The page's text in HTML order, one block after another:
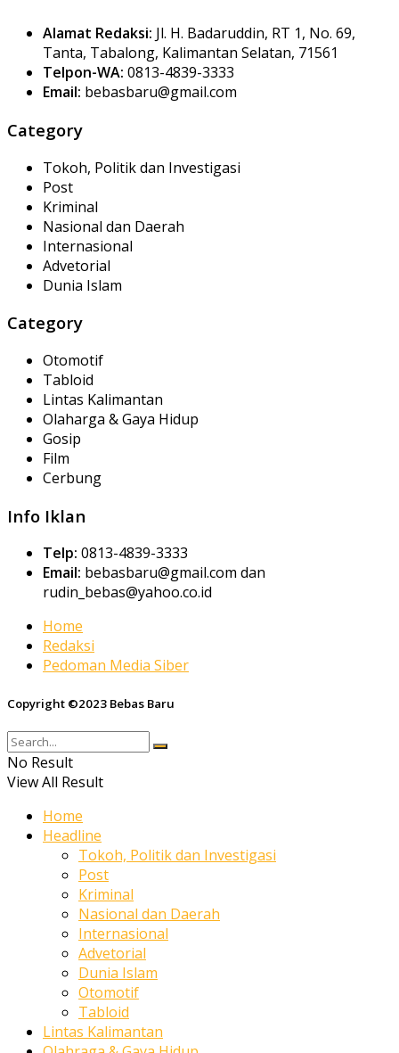
Alamat Redaksi: Jl. H. Badaruddin, RT 1, No. 69,
Tanta, Tabalong, Kalimantan Selatan, 71561
Telpon-WA: 0813-4839-3333
Email: bebasbaru@gmail.com
Category
Tokoh, Politik dan Investigasi
Post
Kriminal
Nasional dan Daerah
Internasional
Advetorial
Dunia Islam
Category
Otomotif
Tabloid
Lintas Kalimantan
Olaharga & Gaya Hidup
Gosip
Film
Cerbung
Info Iklan
Telp: 0813-4839-3333
Email: bebasbaru@gmail.com dan
rudin_bebas@yahoo.co.id
Home
Redaksi
Pedoman Media Siber
Copyright ©2023 Bebas Baru
No Result
View All Result
Home
Headline
Tokoh, Politik dan Investigasi
Post
Kriminal
Nasional dan Daerah
Internasional
Advetorial
Dunia Islam
Otomotif
Tabloid
Lintas Kalimantan